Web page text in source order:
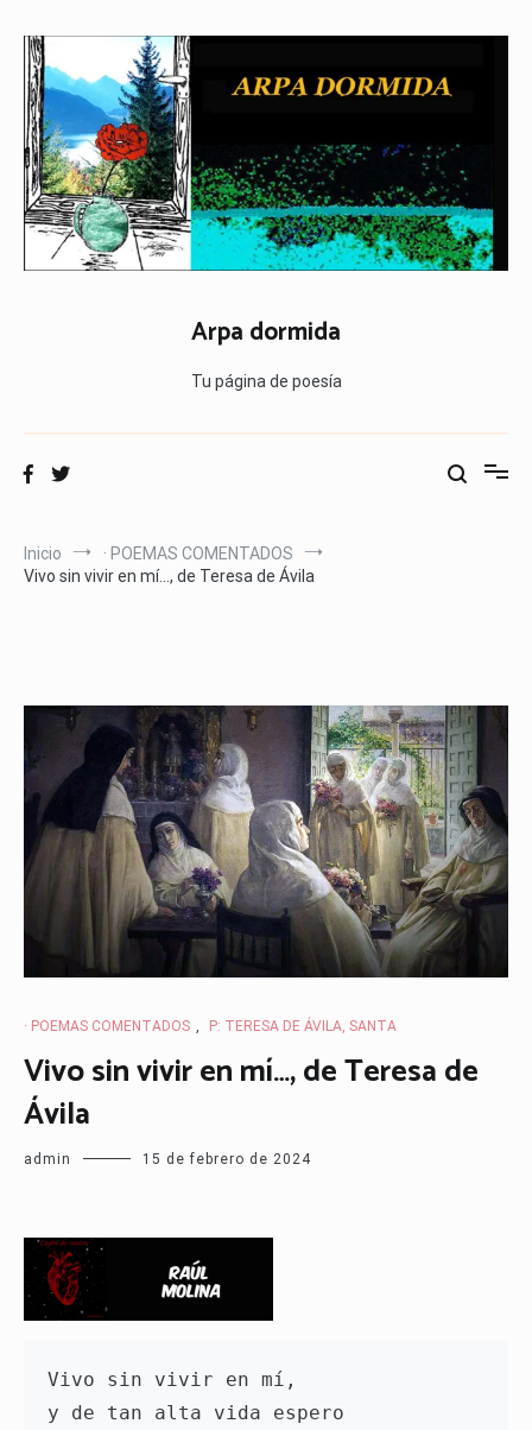
contenido
Arpa dormida
Tu página de poesía
Inicio
· POEMAS COMENTADOS
Vivo sin vivir en mí…, de Teresa de Ávila
· POEMAS COMENTADOS , P: TERESA DE ÁVILA, SANTA
Vivo sin vivir en mí…, de Teresa de
Ávila
admin 15 de febrero de 2024
Vivo sin vivir en mí,
y de tan alta vida espero